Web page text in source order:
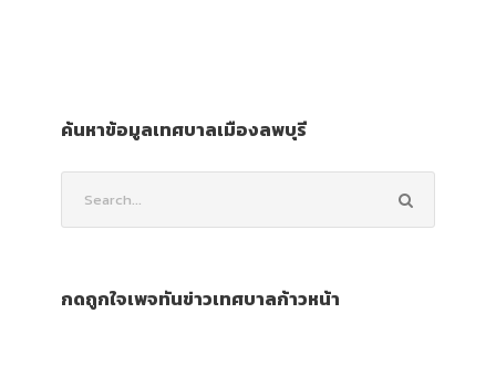
ค้นหาข้อมูลเทศบาลเมืองลพบุรี
กดถูกใจเพจทันข่าวเทศบาลก้าวหน้า